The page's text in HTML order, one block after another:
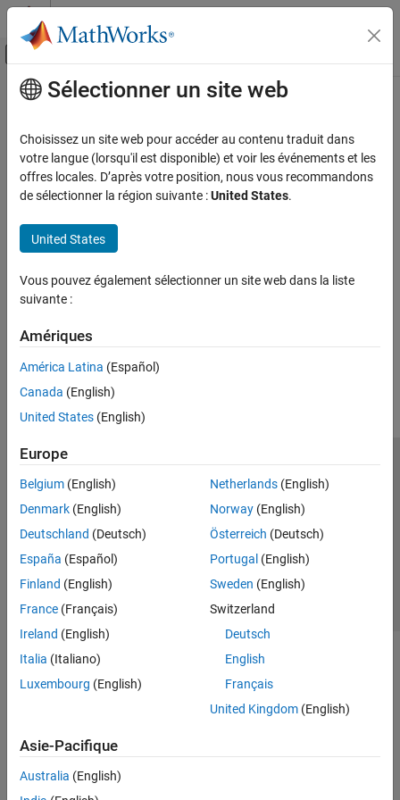
Passer au contenu
Activer/désactiver l'affichage du menu
Accueil de la documentation
Contenu principal
How useful was this information?
Sélectionner un site web
Choisissez un site web pour accéder au contenu traduit dans
votre langue (lorsqu'il est disponible) et voir les événements et les
offres locales. D’après votre position, nous vous recommandons
de sélectionner la région suivante :United States.
United States
Vous pouvez également sélectionner un site web dans la liste
suivante :
Amériques
América Latina (Español)
Canada (English)
United States (English)
Europe
Belgium (English)
Denmark (English)
Deutschland (Deutsch)
España (Español)
Finland (English)
France (Français)
Ireland (English)
Italia (Italiano)
Luxembourg (English)
Netherlands(English)
Norway(English)
Österreich (Deutsch)
Portugal (English)
Sweden (English)
Switzerland
Deutsch
English
Français
United Kingdom(English)
Asie-Pacifique
Australia (English)
Lutte anti-piratage
Contacts locaux
© 1994-2026 The MathWorks, Inc.